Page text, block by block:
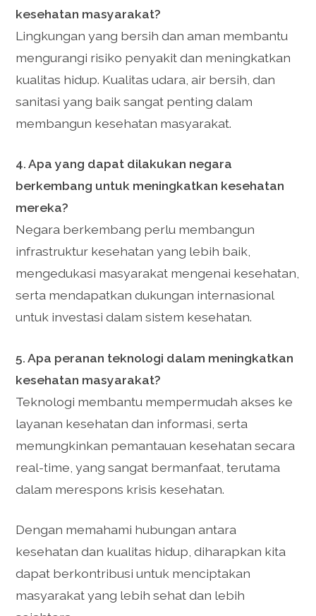
kesehatan masyarakat?
Lingkungan yang bersih dan aman membantu
mengurangi risiko penyakit dan meningkatkan
kualitas hidup. Kualitas udara, air bersih, dan
sanitasi yang baik sangat penting dalam
membangun kesehatan masyarakat.
4. Apa yang dapat dilakukan negara
berkembang untuk meningkatkan kesehatan
mereka?
Negara berkembang perlu membangun
infrastruktur kesehatan yang lebih baik,
mengedukasi masyarakat mengenai kesehatan,
serta mendapatkan dukungan internasional
untuk investasi dalam sistem kesehatan.
5. Apa peranan teknologi dalam meningkatkan
kesehatan masyarakat?
Teknologi membantu mempermudah akses ke
layanan kesehatan dan informasi, serta
memungkinkan pemantauan kesehatan secara
real-time, yang sangat bermanfaat, terutama
dalam merespons krisis kesehatan.
Dengan memahami hubungan antara
kesehatan dan kualitas hidup, diharapkan kita
dapat berkontribusi untuk menciptakan
masyarakat yang lebih sehat dan lebih